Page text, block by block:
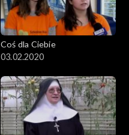
Coś dla Ciebie
03.02.2020